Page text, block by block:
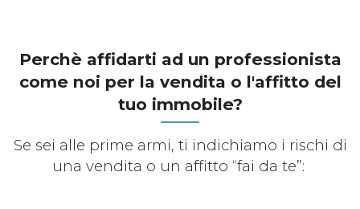
Perchè affidarti ad un professionista
come noi per la vendita o l'affitto del
tuo immobile?
Se sei alle prime armi, ti indichiamo i rischi di
una vendita o un affitto “fai da te”: